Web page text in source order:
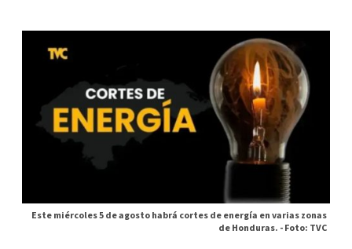
Este miércoles 5 de agosto habrá cortes de energía en varias zonas
de Honduras. -Foto: TVC